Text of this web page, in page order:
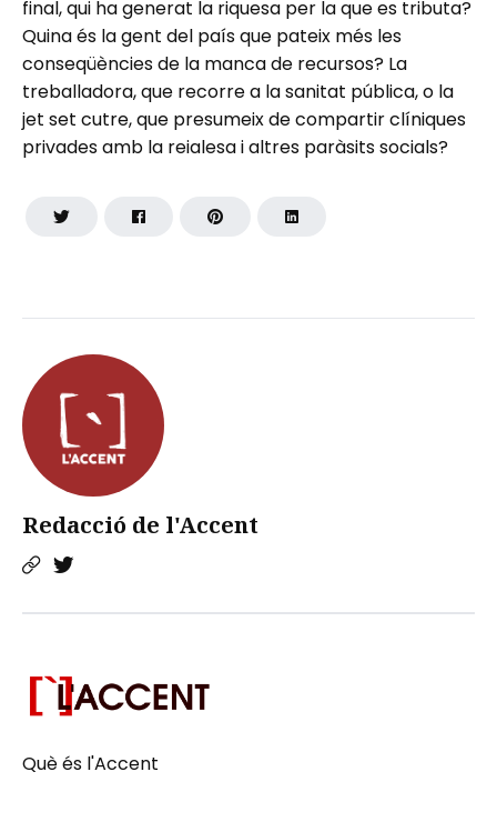
Redacció de l'Accent
final, qui ha generat la riquesa per la que es tributa?
Quina és la gent del país que pateix més les
conseqüències de la manca de recursos? La
treballadora, que recorre a la sanitat pública, o la
jet set cutre, que presumeix de compartir clíniques
privades amb la reialesa i altres paràsits socials?
Què és l'Accent